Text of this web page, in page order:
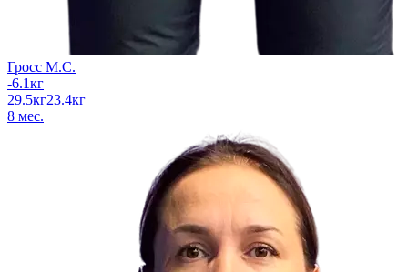
Гросс М.С.
-6.1кг
29.5кг23.4кг
8 мес.